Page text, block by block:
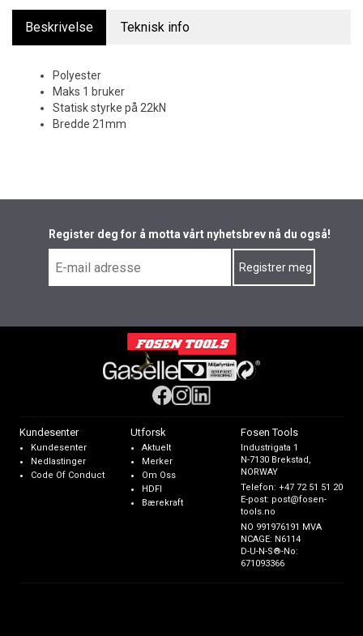
Beskrivelse Teknisk info
Polyester
Maks 1 bruker
Statisk styrke på 22kN
Bredde 21mm
Register deg for å motta vårt nyhetsbrev nå du også!
Kundesenter
Kundesenter
Nedlastinger
Code Of Conduct
Utforsk
Aktuelt
Merker
Om Oss
HDFI
Bærekraft
Fosen Tools
Industrigata 1
N-7130 Brekstad,
NORWAY
Telefon:+47 72 51 51 20
E-post: post@fosen-
tools.no
NO 991976191 MVA
NCAGE: N6114
D-U-N-S®-No:
671093366